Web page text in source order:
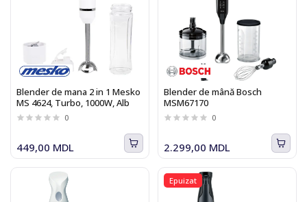
Blender de mana 2 in 1 Mesko
MS 4624, Turbo, 1000W, Alb
0
449,00 MDL
Blender de mână Bosch
MSM67170
0
2.299,00 MDL
Epuizat